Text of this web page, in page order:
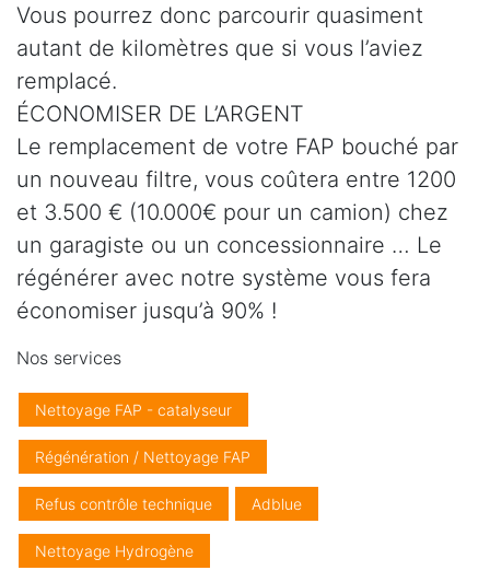
Vous pourrez donc parcourir quasiment
autant de kilomètres que si vous l’aviez
remplacé.
ÉCONOMISER DE L’ARGENT
Le remplacement de votre FAP bouché par
un nouveau filtre, vous coûtera entre 1200
et 3.500 € (10.000€ pour un camion) chez
un garagiste ou un concessionnaire … Le
régénérer avec notre système vous fera
économiser jusqu’à 90% !
Nos services
Nettoyage FAP - catalyseur
Régénération / Nettoyage FAP
Refus contrôle technique Adblue
Nettoyage Hydrogène